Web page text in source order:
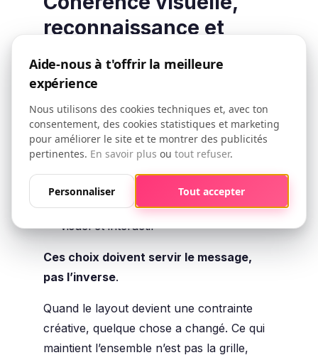
reconnaissance et
identité
Une marque, tout comme un créateur,
peut définir :
une palette de couleurs cohérente
un style visuel ou photographique
un équilibre entre contenu éducatif,
visuel et interactif
Ces choix doivent servir le message,
pas l’inverse.
Quand le layout devient une contrainte
créative, quelque chose a changé. Ce qui
maintient l’ensemble n’est pas la grille,
Aide-nous à t'offrir la meilleure
expérience
Nous utilisons des cookies techniques et, avec ton
consentement, des cookies statistiques et marketing
pour améliorer le site et te montrer des publicités
pertinentes. En savoir plus ou tout refuser.
Personnaliser Tout accepter